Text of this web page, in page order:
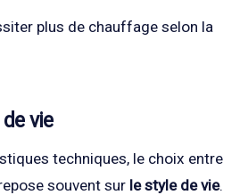
plus de chauffage selon la
vie
techniques, le choix entre
souvent sur le style de vie.